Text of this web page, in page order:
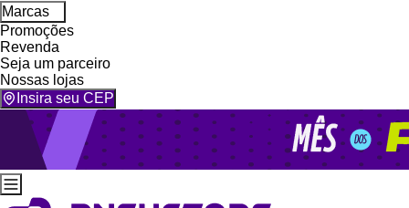
Marcas
Promoções
Revenda
Seja um parceiro
Nossas lojas
Insira seu CEP